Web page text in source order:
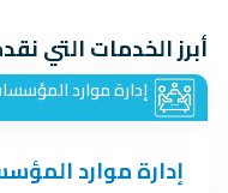
أبرز الخدمات التي
إدارة موارد
إدارة موارد